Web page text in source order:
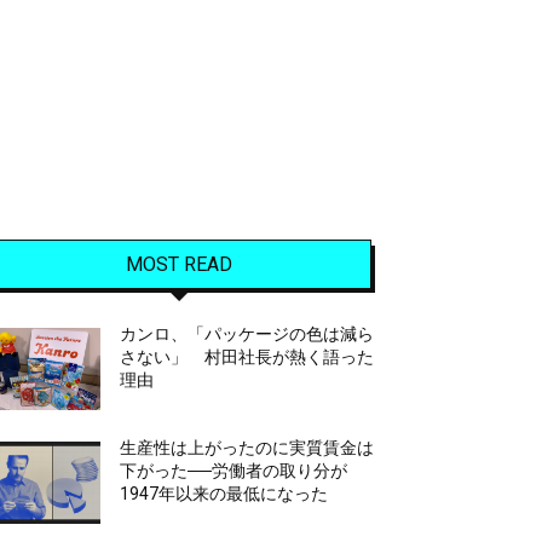
MOST READ
カンロ、「パッケージの色は減ら
さない」 村田社長が熱く語った
理由
生産性は上がったのに実質賃金は
下がった──労働者の取り分が
1947年以来の最低になった